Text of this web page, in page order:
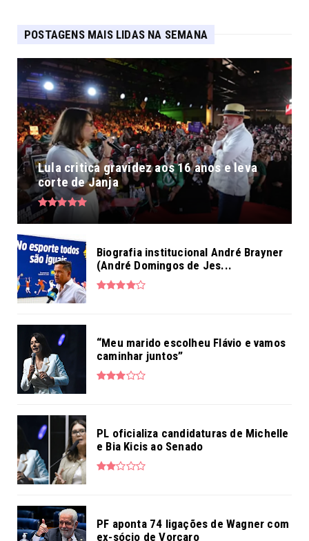
POSTAGENS MAIS LIDAS NA SEMANA
Lula critica gravidez aos 16 anos e leva
corte de Janja
Biografia institucional André Brayner
(André Domingos de Jes...
“Meu marido escolheu Flávio e vamos
caminhar juntos”
PL oficializa candidaturas de Michelle
e Bia Kicis ao Senado
PF aponta 74 ligações de Wagner com
ex-sócio de Vorcaro